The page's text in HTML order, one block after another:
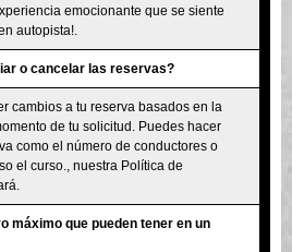
emocionante que se siente
autopista!.
o cancelar las reservas?
cambios a tu reserva basados en la
de tu solicitud. Puedes hacer
como el número de conductores o
el curso., nuestra Política de
máximo que pueden tener en un